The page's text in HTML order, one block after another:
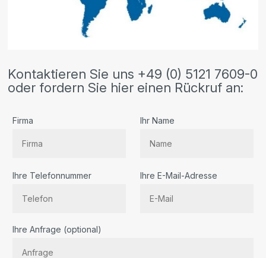
Kontaktieren Sie uns +49 (0) 5121 7609-0
oder fordern Sie hier einen Rückruf an:
Firma Ihr Name
Ihre Telefonnummer Ihre E-Mail-Adresse
Ihre Anfrage (optional)